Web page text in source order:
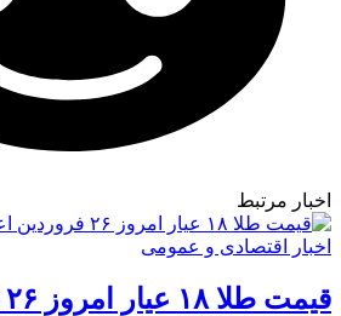
اخبار مرتبط
اخبار اقتصادی و عمومی